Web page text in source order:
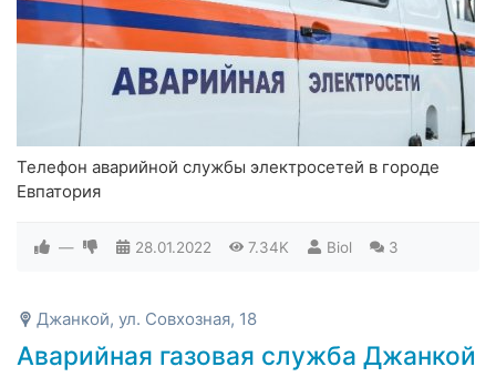
Телефон аварийной службы электросетей в городе
Евпатория
— 28.01.2022 7.34K Biol 3
Джанкой, ул. Совхозная, 18
Аварийная газовая служба Джанкой